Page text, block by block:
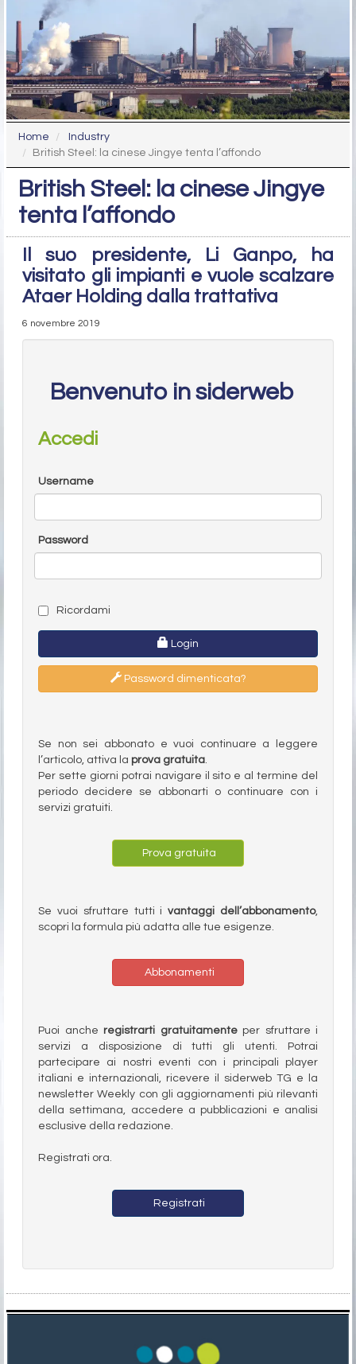
Home
Industry
British Steel: la cinese Jingye tenta l’affondo
British Steel: la cinese Jingye
tenta l’affondo
Il suo presidente, Li Ganpo, ha
visitato gli impianti e vuole scalzare
Ataer Holding dalla trattativa
6 novembre 2019
Benvenuto in siderweb
Accedi
Username
Password
Ricordami
Login
Password dimenticata?
Se non sei abbonato e vuoi continuare a leggere
l’articolo, attiva la prova gratuita.
Per sette giorni potrai navigare il sito e al termine del
periodo decidere se abbonarti o continuare con i
servizi gratuiti.
Prova gratuita
Se vuoi sfruttare tutti ivantaggi dell’abbonamento,
scopri la formula più adatta alle tue esigenze.
Abbonamenti
Puoi anche registrarti gratuitamenteper sfruttare i
servizi a disposizione di tutti gli utenti. Potrai
partecipare ai nostri eventi con i principali player
italiani e internazionali, ricevere il siderweb TG e la
newsletter Weekly con gli aggiornamenti più rilevanti
della settimana, accedere a pubblicazioni e analisi
esclusive della redazione.
Registrati ora.
Registrati